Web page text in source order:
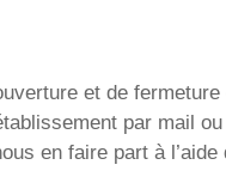
et de
par mail
en faire part à